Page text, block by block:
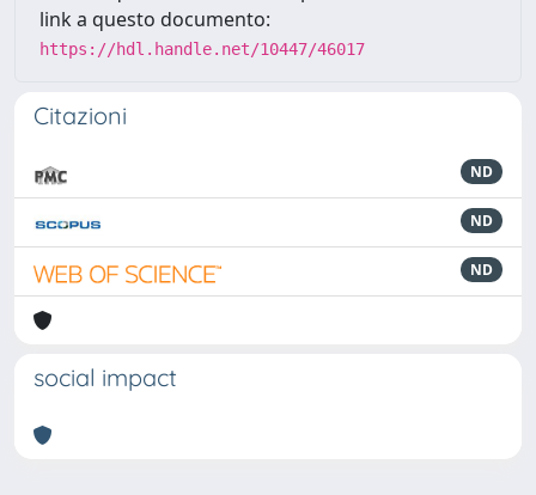
link a questo documento:
https://hdl.handle.net/10447/46017
Citazioni
ND
ND
ND
social impact